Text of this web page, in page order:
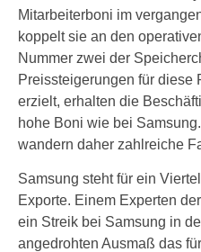
Mitarbeiterboni im
koppelt sie an den
Nummer zwei der
Preissteigerungen für diese
erzielt, erhalten die
hohe Boni wie bei
wandern daher zahlreiche
Samsung steht für ein
Exporte. Einem Experten
ein Streik bei Samsung in
angedrohten Ausmaß das